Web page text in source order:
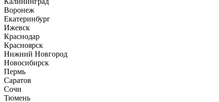
Воронеж
Екатеринбург
Ижевск
Краснодар
Красноярск
Нижний Новгород
Новосибирск
Пермь
Саратов
Сочи
Тюмень